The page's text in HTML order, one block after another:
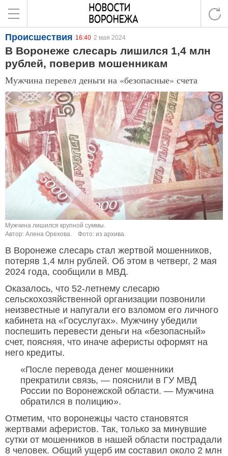
Происшествия 16:40 2 мая 2024
В Воронеже слесарь лишился 1,4 млн
рублей, поверив мошенникам
Мужчина перевел деньги на «безопасные» счета
Мужчина лишился крупной суммы.
Автор: Алена Орехова.
Фото: из архива.
В Воронеже слесарь стал жертвой мошенников,
потеряв 1,4 млн рублей. Об этом в четверг, 2 мая
2024 года, сообщили в МВД.
Оказалось, что 52-летнему слесарю
сельскохозяйственной организации позвонили
неизвестные и напугали его взломом его личного
кабинета на «Госуслугах». Мужчину убедили
поспешить перевести деньги на «безопасный»
счет, поясняя, что иначе аферисты оформят на
него кредиты.
«После перевода денег мошенники
прекратили связь, — пояснили в ГУ МВД
России по Воронежской области. — Мужчина
обратился в полицию».
Отметим, что воронежцы часто становятся
жертвами аферистов. Так, только за минувшие
сутки от мошенников в нашей области пострадали
8 человек. Общий ущерб им составил около 2 млн